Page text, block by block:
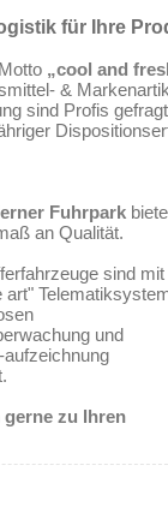
für Ihre
„cool and
&
sind Profis
Fuhrpark
an Qualität.
sind mit
art"
und
aufzeichnung
zu Ihren